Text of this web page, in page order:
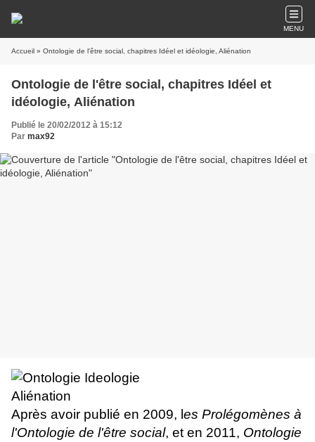
MENU
Accueil » Ontologie de l'être social, chapitres Idéel et idéologie, Aliénation
Ontologie de l'être social, chapitres Idéel et
idéologie, Aliénation
Publié le 20/02/2012 à 15:12
Par max92
Après avoir publié en 2009, l es Prolégomènes à
l'Ontologie de l'être social, et en 2011, Ontologie